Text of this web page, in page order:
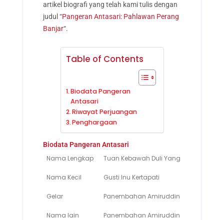
artikel biografi yang telah kami tulis dengan
judul “Pangeran Antasari: Pahlawan Perang
Banjar“.
Table of Contents
Biodata Pangeran
Antasari
Riwayat Perjuangan
Penghargaan
Biodata Pangeran Antasari
Nama Lengkap Tuan Kebawah Duli Yang Maha Mulia
Nama Kecil Gusti Inu Kertapati
Gelar Panembahan Amiruddin Khalifatul
Nama lain Panembahan Amiruddin